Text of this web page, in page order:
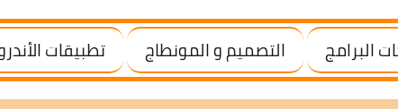
البرامج التصميم و المونطاج تطبيقات